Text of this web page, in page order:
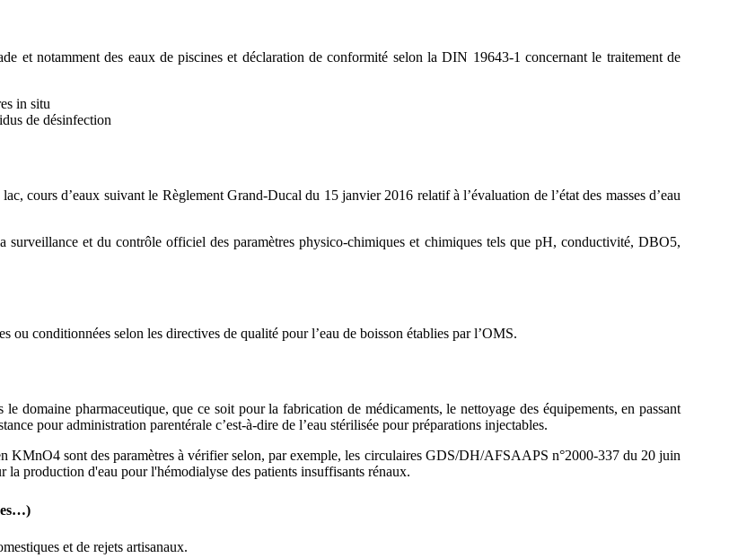
et notamment des eaux de piscines et déclaration de conformité selon la DIN 19643-1 concernant le traitement de
in situ
de désinfection
cours d’eaux suivant le Règlement Grand-Ducal du 15 janvier 2016 relatif à l’évaluation de l’état des masses d’eau
surveillance et du contrôle officiel des paramètres physico-chimiques et chimiques tels que pH, conductivité, DBO5,
ou conditionnées selon les directives de qualité pour l’eau de boisson établies par l’OMS.
le domaine pharmaceutique, que ce soit pour la fabrication de médicaments, le nettoyage des équipements, en passant
pour administration parentérale c’est-à-dire de l’eau stérilisée pour préparations injectables.
KMnO4 sont des paramètres à vérifier selon, par exemple, les circulaires GDS/DH/AFSAAPS n°2000-337 du 20 juin
production d'eau pour l'hémodialyse des patients insuffisants rénaux.
et de rejets artisanaux.